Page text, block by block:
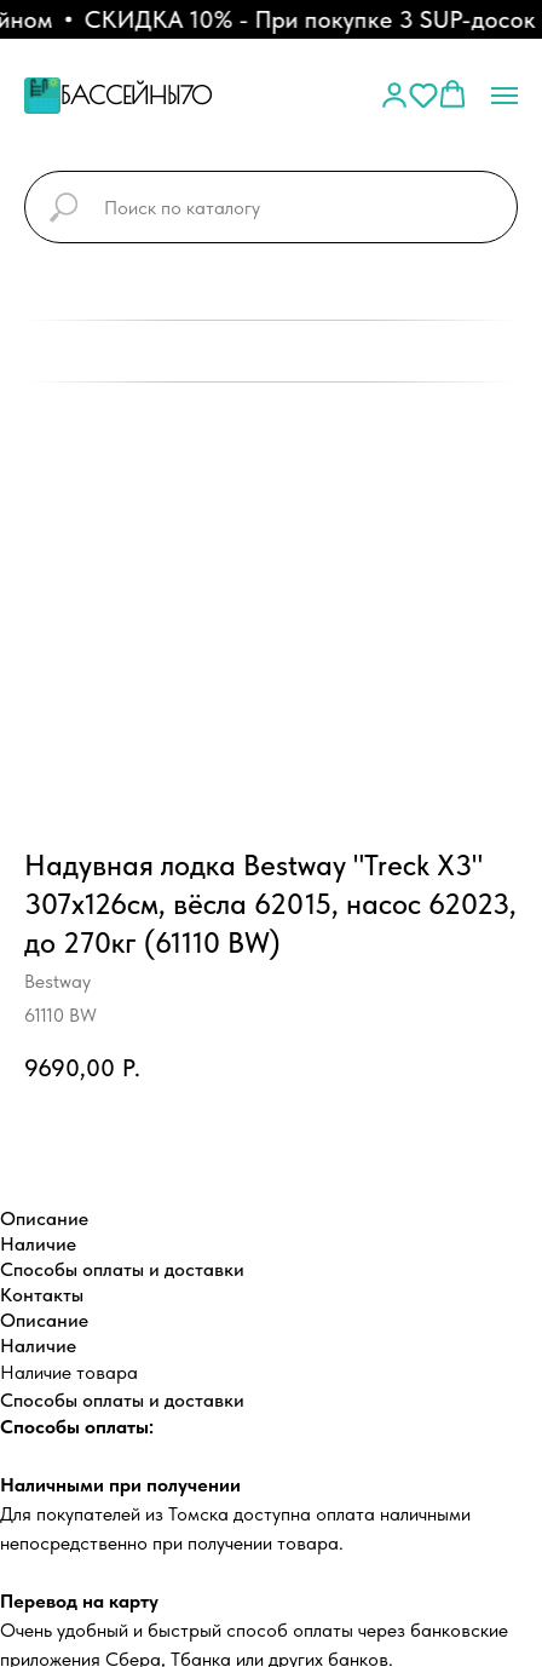
СКИДКА 10% - При покупке 3 SUP-досок
БАССЕЙНЫ70
Надувная лодка Bestway "Treck X3"
307х126см, вёсла 62015, насос 62023,
до 270кг (61110 BW)
Bestway
61110 BW
9690,00 Р.
Описание
Наличие
Способы оплаты и доставки
Контакты
Описание
Наличие
Наличие товара
Способы оплаты и доставки
Способы оплаты:
Наличными при получении
Для покупателей из Томска доступна оплата наличными
непосредственно при получении товара.
Перевод на карту
Очень удобный и быстрый способ оплаты через банковские
приложения Сбера, Тбанка или других банков.